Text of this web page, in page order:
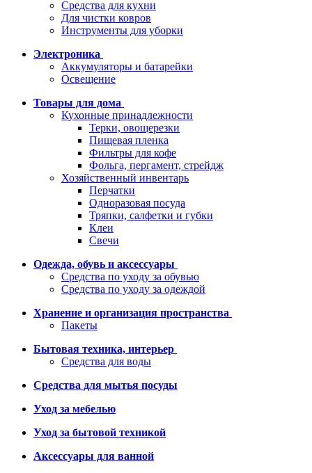
Средства для кухни
Для чистки ковров
Инструменты для уборки
Электроника
Аккумуляторы и батарейки
Освещение
Товары для дома
Кухонные принадлежности
Терки, овощерезки
Пищевая пленка
Фильтры для кофе
Фольга, пергамент, стрейдж
Хозяйственный инвентарь
Перчатки
Одноразовая посуда
Тряпки, салфетки и губки
Клеи
Свечи
Одежда, обувь и аксессуары
Средства по уходу за обувью
Средства по уходу за одеждой
Хранение и организация пространства
Пакеты
Бытовая техника, интерьер
Средства для воды
Средства для мытья посуды
Уход за мебелью
Уход за бытовой техникой
Аксессуары для ванной